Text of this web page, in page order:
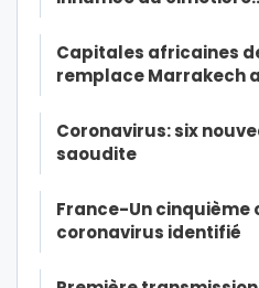
Capitales africaines
remplace Marrakech
Coronavirus: six
saoudite
France-Un cinquième
coronavirus identifié